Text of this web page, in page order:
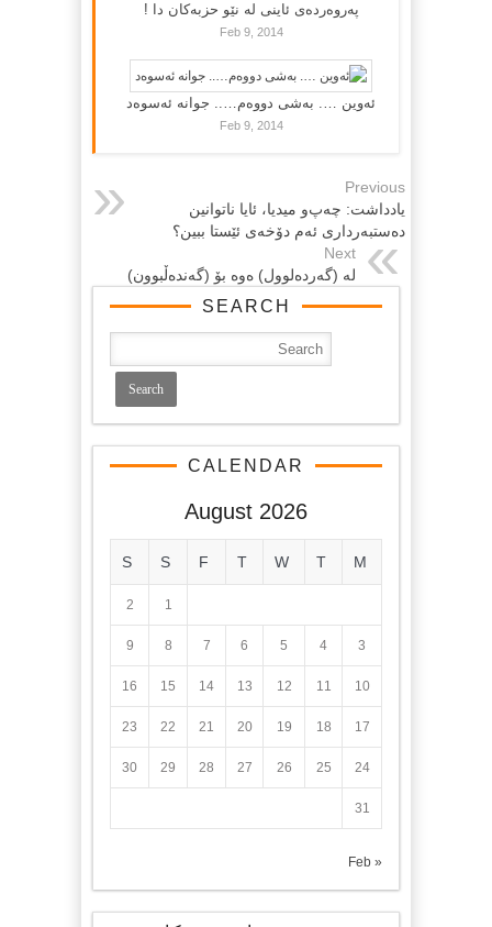
پەروەردەی ئاینی لە نێو حزبەکان دا !
Feb 9, 2014
ئەوین …. بەشی دووەم….. جوانە ئەسوەد
Feb 9, 2014
Previous
یادداشت: چه‌پ‌و میدیا، ئایا ناتوانین
ده‌ستبه‌رداری ئه‌م دۆخه‌ی ئێستا ببین؟
Next
له‌ (گه‌رده‌لوول) ه‌وه‌ بۆ (گه‌نده‌ڵبوون)
SEARCH
CALENDAR
August 2026
M
T
W
T
F
S
S
1
2
3
4
5
6
7
8
9
10
11
12
13
14
15
16
17
18
19
20
21
22
23
24
25
26
27
28
29
30
31
« Feb